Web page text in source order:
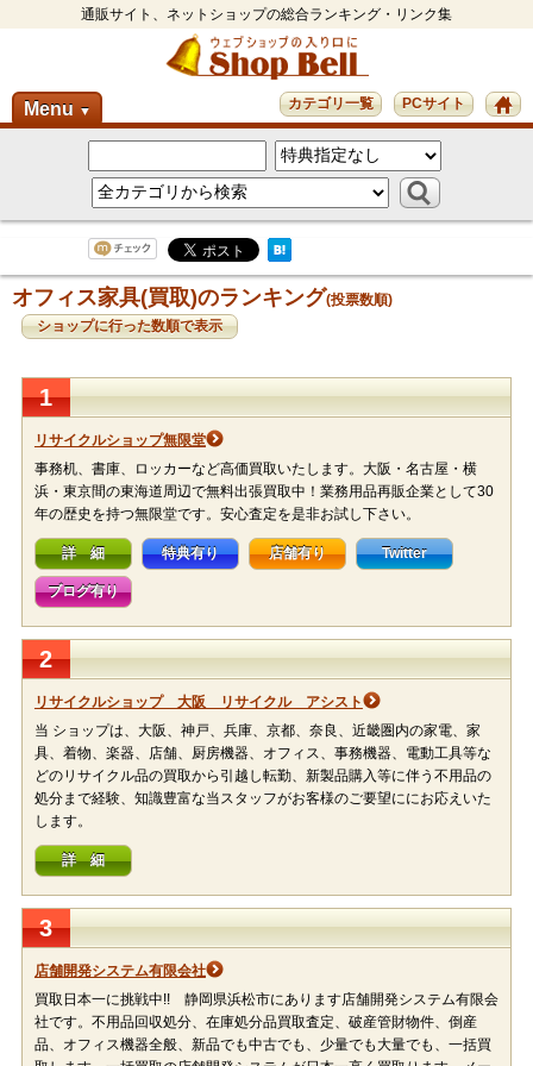
通販サイト、ネットショップの総合ランキング・リンク集
Menu ▼ PCサイト
カテゴリ一覧
オフィス家具(買取)のランキング(投票数順)
ショップに行った数順で表示
1
リサイクルショップ無限堂
事務机、書庫、ロッカーなど高価買取いたします。大阪・名古屋・横
浜・東京間の東海道周辺で無料出張買取中！業務用品再販企業として30
年の歴史を持つ無限堂です。安心査定を是非お試し下さい。
詳 細 特典有り 店舗有り Twitter
ブログ有り
2
リサイクルショップ 大阪 リサイクル アシスト
当 ショップは、大阪、神戸、兵庫、京都、奈良、近畿圏内の家電、家
具、着物、楽器、店舗、厨房機器、オフィス、事務機器、電動工具等な
どのリサイクル品の買取から引越し転勤、新製品購入等に伴う不用品の
処分まで経験、知識豊富な当スタッフがお客様のご要望ににお応えいた
します。
詳 細
3
店舗開発システム有限会社
買取日本一に挑戦中!! 静岡県浜松市にあります店舗開発システム有限会
社です。不用品回収処分、在庫処分品買取査定、破産管財物件、倒産
品、オフィス機器全般、新品でも中古でも、少量でも大量でも、一括買